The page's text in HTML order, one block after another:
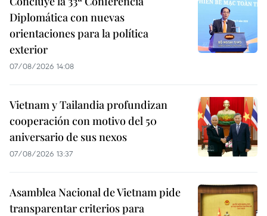
Diplomática con nuevas
orientaciones para la política
exterior
07/08/2026 14:08
Vietnam y Tailandia profundizan
cooperación con motivo del 50
aniversario de sus nexos
07/08/2026 13:37
Asamblea Nacional de Vietnam pide
transparentar criterios para